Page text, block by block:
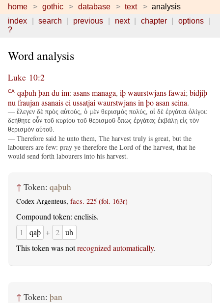
home gothic database text
analysis
index
search previous next chapter
options
?
Word analysis
Luke 10:2
CA qaþuh þan du im: asansmanaga, iþwaurstwjansfawai; bidjiþ
nu fraujan asanaisei ussatjai waurstwjansin þoasan seina.
— ἔλεγεν δὲ πρὸς αὐτούς, ὁ μὲν θερισμὸς πολύς, οἱ δὲ ἐργάται ὀλίγοι:
δεήθητε οὖν τοῦ κυρίου τοῦ θερισμοῦ ὅπως ἐργάτας ἐκβάλῃ εἰς τὸν
θερισμὸν αὐτοῦ.
— Therefore said he unto them, The harvest truly is great, but the
labourers are few: pray ye therefore the Lord of the harvest, that he
would send forth labourers into his harvest.
↑ Token: qaþuh
Codex Argenteus, facs. 225 (fol. 163r)
Compound token: enclisis.
1
qaþ + 2 uh
This token was notrecognized automatically.
↑ Token: þan